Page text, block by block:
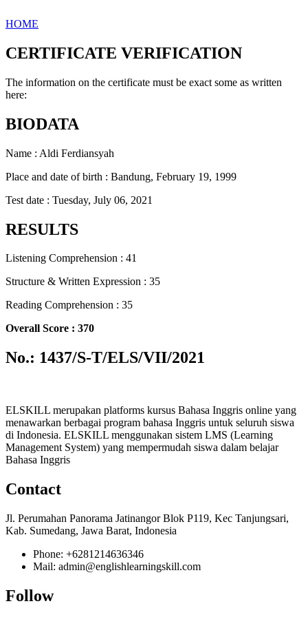
HOME
CERTIFICATE VERIFICATION
The information on the certificate must be exact some as written
here:
BIODATA
Name : Aldi Ferdiansyah
Place and date of birth : Bandung, February 19, 1999
Test date : Tuesday, July 06, 2021
RESULTS
Listening Comprehension : 41
Structure & Written Expression : 35
Reading Comprehension : 35
Overall Score : 370
No.: 1437/S-T/ELS/VII/2021
ELSKILL merupakan platforms kursus Bahasa Inggris online yang
menawarkan berbagai program bahasa Inggris untuk seluruh siswa
di Indonesia. ELSKILL menggunakan sistem LMS (Learning
Management System) yang mempermudah siswa dalam belajar
Bahasa Inggris
Contact
Jl. Perumahan Panorama Jatinangor Blok P119, Kec Tanjungsari,
Kab. Sumedang, Jawa Barat, Indonesia
Phone: +6281214636346
Mail: admin@englishlearningskill.com
Follow